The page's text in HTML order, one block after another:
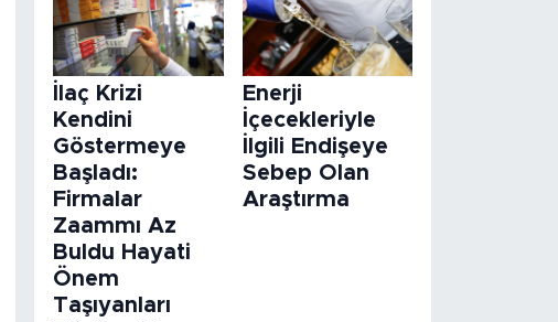
İlaç Krizi
Kendini
Göstermeye
Başladı:
Firmalar
Zaammı Az
Buldu Hayati
Önem
Taşıyanları
Enerji
İçecekleriyle
İlgili Endişeye
Sebep Olan
Araştırma